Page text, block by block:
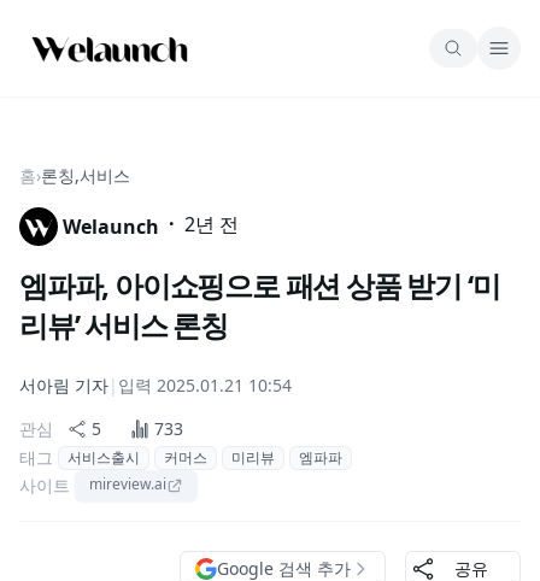
홈›론칭,서비스
Welaunch · 2년 전
엠파파, 아이쇼핑으로 패션 상품 받기 ‘미
리뷰’ 서비스 론칭
서아림 기자| 입력 2025.01.21 10:54
관심
5
733
태그
서비스출시 커머스 미리뷰 엠파파
사이트 mireview.ai
Google 검색 추가 공유